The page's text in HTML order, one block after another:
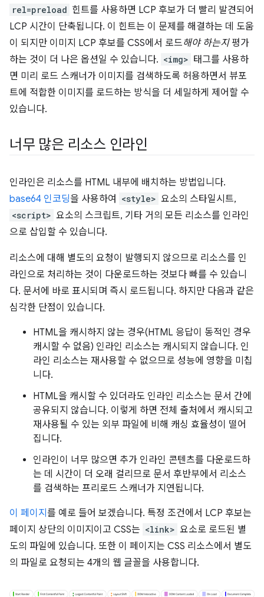
rel=preload 힌트를 사용하면 LCP 후보가 더 빨리 발견되어
LCP 시간이 단축됩니다. 이 힌트는 이 문제를 해결하는 데 도움
이 되지만 이미지 LCP 후보를 CSS에서 로드해야 하는지평가
하는 것이 더 나은 옵션일 수 있습니다. <img> 태그를 사용하
면 미리 로드 스캐너가 이미지를 검색하도록 허용하면서 뷰포
트에 적합한 이미지를 로드하는 방식을 더 세밀하게 제어할 수
있습니다.
너무 많은 리소스 인라인
인라인은 리소스를 HTML 내부에 배치하는 방법입니다.
base64 인코딩을 사용하여 <style> 요소의 스타일시트,
<script> 요소의 스크립트, 기타 거의 모든 리소스를 인라인
으로 삽입할 수 있습니다.
리소스에 대해 별도의 요청이 발행되지 않으므로 리소스를 인
라인으로 처리하는 것이 다운로드하는 것보다 빠를 수 있습니
다. 문서에 바로 표시되며 즉시 로드됩니다. 하지만 다음과 같은
심각한 단점이 있습니다.
HTML을 캐시하지 않는 경우(HTML 응답이 동적인 경우
캐시할 수 없음) 인라인 리소스는 캐시되지 않습니다. 인
라인 리소스는 재사용할 수 없으므로 성능에 영향을 미칩
니다.
HTML을 캐시할 수 있더라도 인라인 리소스는 문서 간에
공유되지 않습니다. 이렇게 하면 전체 출처에서 캐시되고
재사용될 수 있는 외부 파일에 비해 캐싱 효율성이 떨어
집니다.
인라인이 너무 많으면 추가 인라인 콘텐츠를 다운로드하
는 데 시간이 더 오래 걸리므로 문서 후반부에서 리소스
를 검색하는 프리로드 스캐너가 지연됩니다.
이 페이지 를 예로 들어 보겠습니다. 특정 조건에서 LCP 후보는
페이지 상단의 이미지이고 CSS는 <link> 요소로 로드된 별
도의 파일에 있습니다. 또한 이 페이지는 CSS 리소스에서 별도
의 파일로 요청되는 4개의 웹 글꼴을 사용합니다.